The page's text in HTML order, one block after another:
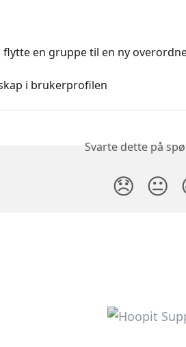
flytte en gruppe til en ny
i brukerprofilen
Svarte dette på
😞 😐